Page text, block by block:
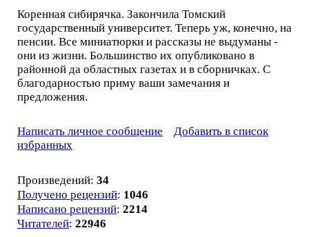
Коренная сибирячка. Закончила Томский
государственный университет. Теперь уж, конечно, на
пенсии. Все миниатюрки и рассказы не выдуманы -
они из жизни. Большинство их опубликовано в
районной да областных газетах и в сборничках. С
благодарностью приму ваши замечания и
предложения.
Написать личное сообщение
Добавить в список
избранных
Произведений: 34
Получено рецензий: 1046
Написано рецензий: 2214
Читателей: 22946